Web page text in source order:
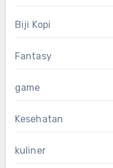
Biji Kopi
Fantasy
game
Kesehatan
kuliner